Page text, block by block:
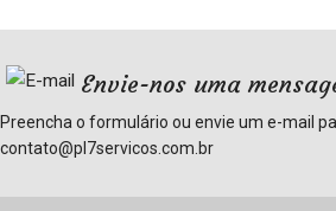
Envie-nos uma
Preencha o formulário ou envie um e-mail
contato@pl7servicos.com.br